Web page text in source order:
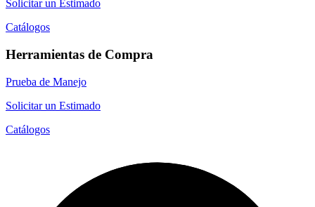
Solicitar un Estimado
Catálogos
Herramientas de Compra
Prueba de Manejo
Solicitar un Estimado
Catálogos